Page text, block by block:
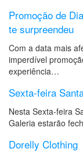
Promoção de
te surpreendeu
Com a data mais
imperdível
experiência…
Sexta-feira
Nesta Sexta-feira
Galeria estarão
Dorelly Clothing